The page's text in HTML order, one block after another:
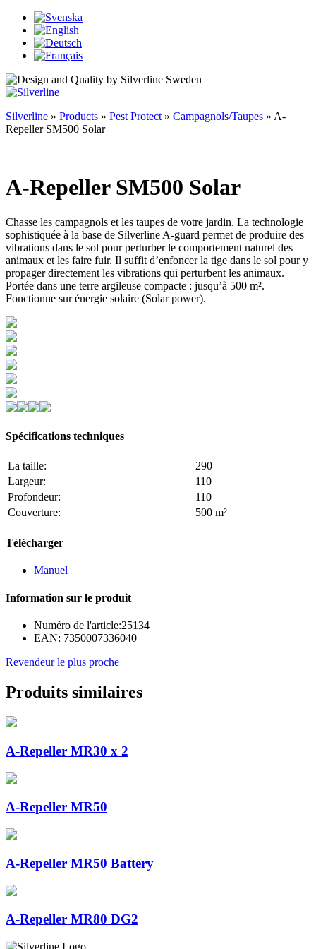
Silverline » Products » Pest Protect » Campagnols/Taupes » A-
Repeller SM500 Solar
A-Repeller SM500 Solar
Chasse les campagnols et les taupes de votre jardin. La technologie
sophistiquée à la base de Silverline A-guard permet de produire des
vibrations dans le sol pour perturber le comportement naturel des
animaux et les faire fuir. Il suffit d’enfoncer la tige dans le sol pour y
propager directement les vibrations qui perturbent les animaux.
Portée dans une terre argileuse compacte : jusqu’à 500 m².
Fonctionne sur énergie solaire (Solar power).
Spécifications techniques
La taille:
290
Largeur:
110
Profondeur:
110
Couverture:
500 m²
Télécharger
Manuel
Information sur le produit
Numéro de l'article:25134
EAN: 7350007336040
Revendeur le plus proche
Produits similaires
A-Repeller MR30 x 2
A-Repeller MR50
A-Repeller MR50 Battery
A-Repeller MR80 DG2